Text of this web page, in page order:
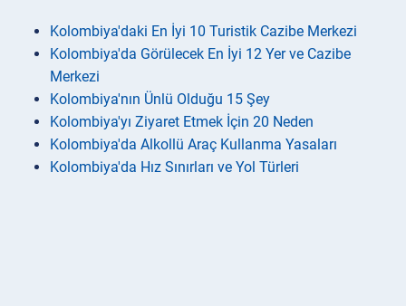
Kolombiya'daki En İyi 10 Turistik Cazibe Merkezi
Kolombiya'da Görülecek En İyi 12 Yer ve Cazibe
Merkezi
Kolombiya'nın Ünlü Olduğu 15 Şey
Kolombiya'yı Ziyaret Etmek İçin 20 Neden
Kolombiya'da Alkollü Araç Kullanma Yasaları
Kolombiya'da Hız Sınırları ve Yol Türleri